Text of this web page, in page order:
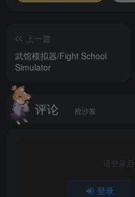
上一篇
武馆模拟器/Fight School
Simulator
评论 抢沙发
请登录
登录